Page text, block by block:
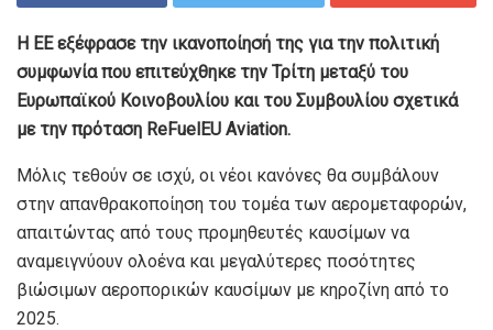
Η EE εξέφρασε την ικανοποίησή της για την πολιτική
συμφωνία που επιτεύχθηκε την Τρίτη μεταξύ του
Ευρωπαϊκού Κοινοβουλίου και του Συμβουλίου σχετικά
με την πρόταση ReFuelEU Aviation.
Μόλις τεθούν σε ισχύ, οι νέοι κανόνες θα συμβάλουν
στην απανθρακοποίηση του τομέα των αερομεταφορών,
απαιτώντας από τους προμηθευτές καυσίμων να
αναμειγνύουν ολοένα και μεγαλύτερες ποσότητες
βιώσιμων αεροπορικών καυσίμων με κηροζίνη από το
2025.